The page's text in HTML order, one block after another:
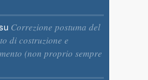
Correzione postuma del
di costruzione e
(non proprio sempre